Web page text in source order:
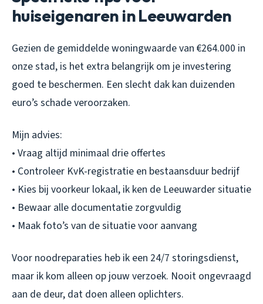
huiseigenaren in Leeuwarden
Gezien de gemiddelde woningwaarde van €264.000 in
onze stad, is het extra belangrijk om je investering
goed te beschermen. Een slecht dak kan duizenden
euro’s schade veroorzaken.
Mijn advies:
• Vraag altijd minimaal drie offertes
• Controleer KvK-registratie en bestaansduur bedrijf
• Kies bij voorkeur lokaal, ik ken de Leeuwarder situatie
• Bewaar alle documentatie zorgvuldig
• Maak foto’s van de situatie voor aanvang
Voor noodreparaties heb ik een 24/7 storingsdienst,
maar ik kom alleen op jouw verzoek. Nooit ongevraagd
aan de deur, dat doen alleen oplichters.